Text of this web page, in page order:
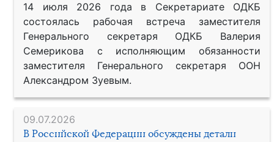
14 июля 2026 года в Секретариате ОДКБ
состоялась рабочая встреча заместителя
Генерального секретаря ОДКБ Валерия
Семерикова с исполняющим обязанности
заместителя Генерального секретаря ООН
Александром Зуевым.
09.07.2026
В Российской Федерации обсуждены детали